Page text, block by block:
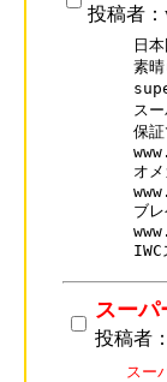
投稿者：
日
素
ス
保
オ
ブ
スーパ
投稿者
スー